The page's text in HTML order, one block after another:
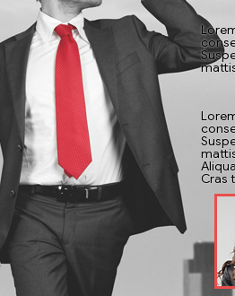
Lorem ipsum dolor sit amet,
consectetuer adipiscing elit.
Suspendisse et justo. Praesent
mattis commodo augue.
Aliquam ornare hendrerit augue.
Cras tellus. Cras